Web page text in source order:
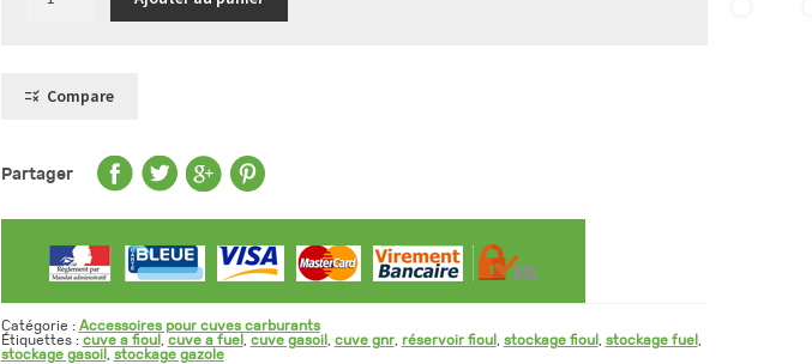
Compare
Partager
Catégorie : Accessoires pour cuves carburants
Étiquettes : cuve a fioul , cuve a fuel , cuve gasoil , cuve gnr, réservoir fioul , stockage fioul , stockage fuel ,
stockage gasoil , stockage gazole